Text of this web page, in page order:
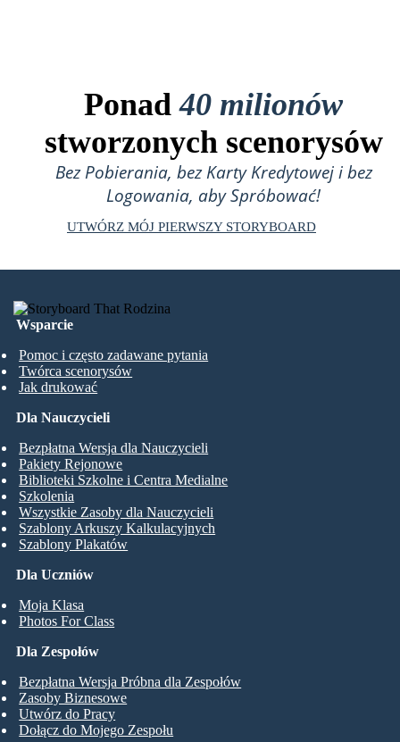
Ponad40 milionów
stworzonych scenorysów
Bez Pobierania, bez Karty Kredytowej i bez
Logowania, aby Spróbować!
UTWÓRZ MÓJ PIERWSZY STORYBOARD
Wsparcie
Pomoc i często zadawane pytania
Twórca scenorysów
Jak drukować
Dla Uczniów
Moja Klasa
Photos For Class
Dla Nauczycieli
Bezpłatna Wersja dla Nauczycieli
Pakiety Rejonowe
Biblioteki Szkolne i Centra Medialne
Szkolenia
Wszystkie Zasoby dla Nauczycieli
Szablony Arkuszy Kalkulacyjnych
Szablony Plakatów
Dla Zespołów
Bezpłatna Wersja Próbna dla Zespołów
Zasoby Biznesowe
Utwórz do Pracy
Dołącz do Mojego Zespołu